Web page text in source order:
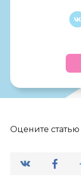
Оцените статью